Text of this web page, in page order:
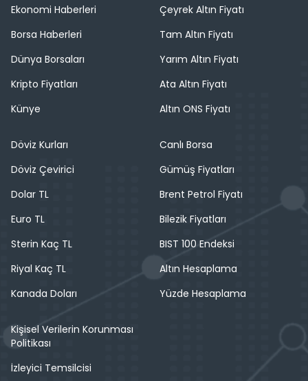
Ekonomi Haberleri
Borsa Haberleri
Dünya Borsaları
Kripto Fiyatları
Künye
Çeyrek Altın Fiyatı
Tam Altın Fiyatı
Yarım Altın Fiyatı
Ata Altın Fiyatı
Altın ONS Fiyatı
Döviz Kurları
Döviz Çevirici
Dolar TL
Euro TL
Sterin Kaç TL
Riyal Kaç TL
Kanada Doları
Canlı Borsa
Gümüş Fiyatları
Brent Petrol Fiyatı
Bilezik Fiyatları
BIST 100 Endeksi
Altın Hesaplama
Yüzde Hesaplama
Kişisel Verilerin Korunması
Politikası
İzleyici Temsilcisi